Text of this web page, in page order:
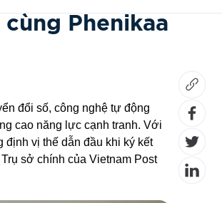
Phenikaa
đổi số, công nghệ tự động
cao năng lực cạnh tranh. Với
định vị thế dẫn đầu khi ký kết
sở chính của Vietnam Post